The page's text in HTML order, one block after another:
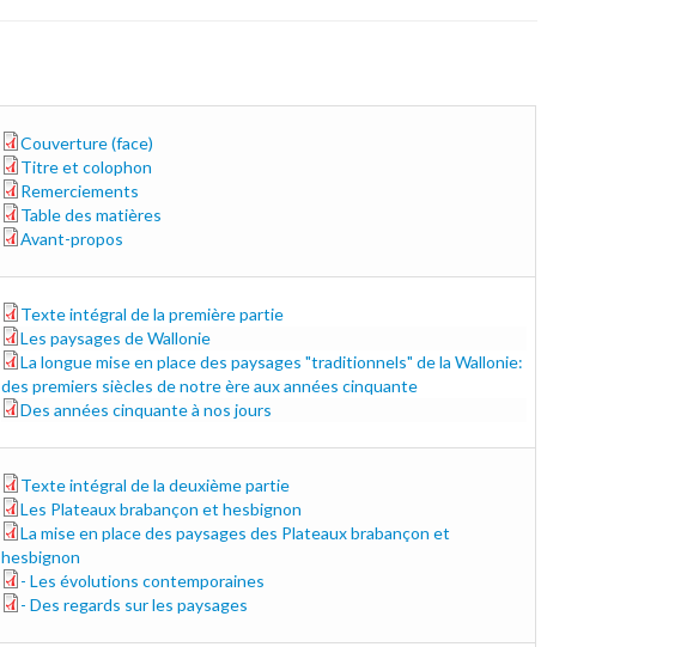
couverture_av.pdf
Couverture (face)
colophon.pdf
Titre et colophon
remerciements.pdf
Remerciements
table-des-matieres.pdf
Table des matières
avant-propos.pdf
Avant-propos
1e-partie_0.pdf
Texte intégral de la première partie
01-paysages.pdf
Les paysages de Wallonie
01-mise-en-place.pdf
La longue mise en place des paysages "traditionnels" de la Wallonie:
des premiers siècles de notre ère aux années cinquante
01-annees50.pdf
Des années cinquante à nos jours
2e-partie.pdf
Texte intégral de la deuxième partie
02-les-plateaux.pdf
Les Plateaux brabançon et hesbignon
02-mise-en-place.pdf
La mise en place des paysages des Plateaux brabançon et
hesbignon
02-evolutions-contemporaines.pdf
- Les évolutions contemporaines
02-regards-et-paysages.pdf
- Des regards sur les paysages